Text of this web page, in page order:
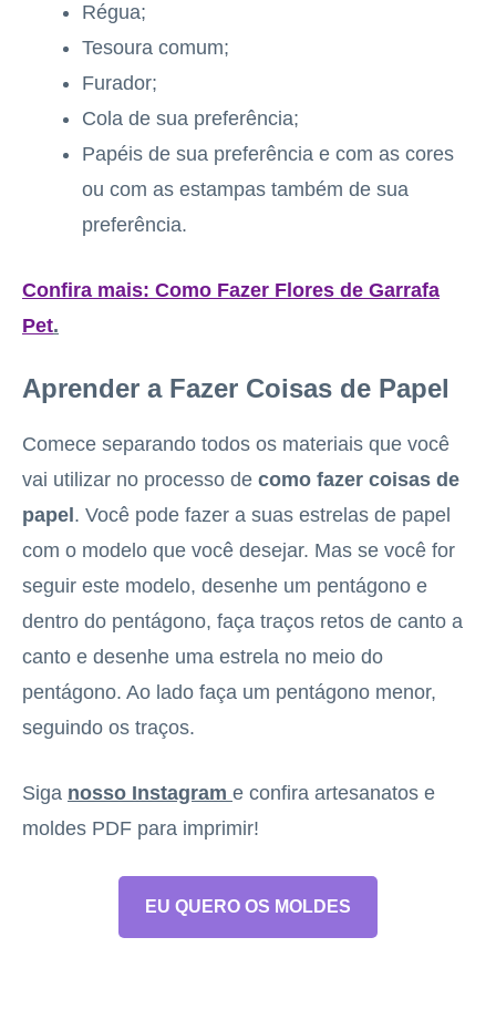
Régua;
Tesoura comum;
Furador;
Cola de sua preferência;
Papéis de sua preferência e com as cores
ou com as estampas também de sua
preferência.
Confira mais: Como Fazer Flores de Garrafa
Pet.
Aprender a Fazer Coisas de Papel
Comece separando todos os materiais que você
vai utilizar no processo de como fazer coisas de
papel . Você pode fazer a suas estrelas de papel
com o modelo que você desejar. Mas se você for
seguir este modelo, desenhe um pentágono e
dentro do pentágono, faça traços retos de canto a
canto e desenhe uma estrela no meio do
pentágono. Ao lado faça um pentágono menor,
seguindo os traços.
Siga nosso Instagram e confira artesanatos e
moldes PDF para imprimir!
EU QUERO OS MOLDES